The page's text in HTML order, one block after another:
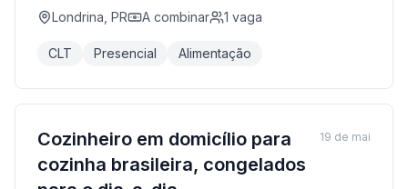
Londrina, PR A combinar 1 vaga
CLT Presencial Alimentação
Cozinheiro em domicílio para
cozinha brasileira, congelados
19 de mai